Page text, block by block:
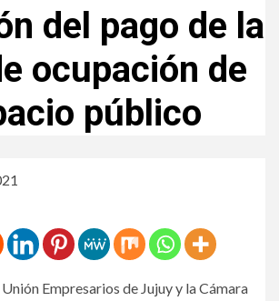
del pago de la
ocupación de
público
Empresarios de Jujuy y la Cámara